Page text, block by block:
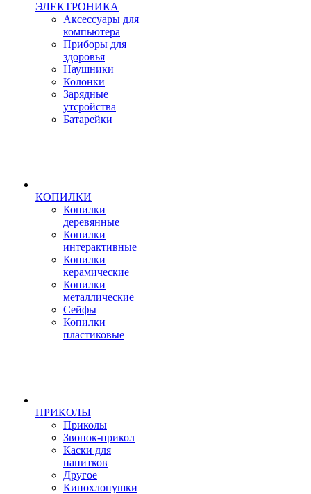
ЭЛЕКТРОНИКА
Аксессуары для
компьютера
Приборы для
здоровья
Наушники
Колонки
Зарядные
утсройства
Батарейки
КОПИЛКИ
Копилки
деревянные
Копилки
интерактивные
Копилки
керамические
Копилки
металлические
Сейфы
Копилки
пластиковые
ПРИКОЛЫ
Приколы
Звонок-прикол
Каски для
напитков
Другое
Кинохлопушки